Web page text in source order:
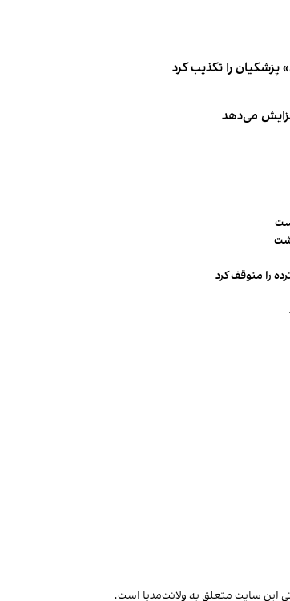
را تکذیب کرد
می‌دهد
را متوقف کرد
این سایت متعلق به ولانت‌مدیا است.